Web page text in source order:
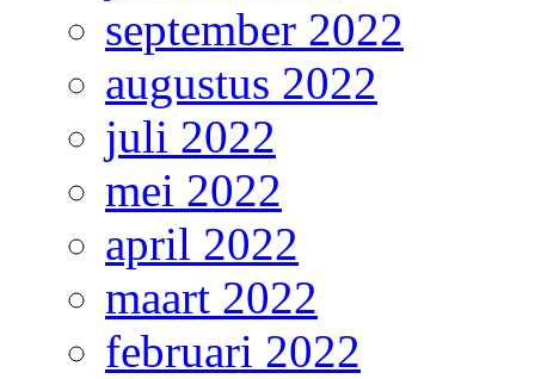
september 2022
augustus 2022
juli 2022
mei 2022
april 2022
maart 2022
februari 2022